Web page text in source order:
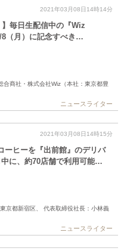
2021年03月08日14時14分
】毎日生配信中の『Wiz
（月）に記念すべき…
商社・株式会社Wiz（本社：東京都豊
ニュースライター
2021年03月08日14時15分
ーヒーを『出前館』のデリバ
中に、約70店舗で利用可能…
京都新宿区、 代表取締役社長：小林義
ニュースライター